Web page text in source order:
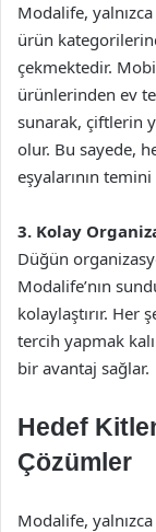
Modalife,
ürün
çekmektedir.
ürünlerinden ev
sunarak, çiftlerin
olur. Bu sayede,
eşyalarının
3. Kolay
Düğün
Modalife’nın
kolaylaştırır. Her
tercih yapmak
bir avantaj sağlar.
Hedef
Çözümler
Modalife,